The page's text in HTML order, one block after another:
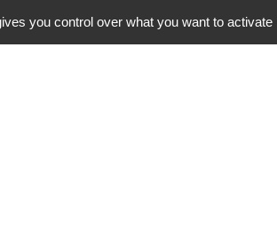
you control over what you want to activate